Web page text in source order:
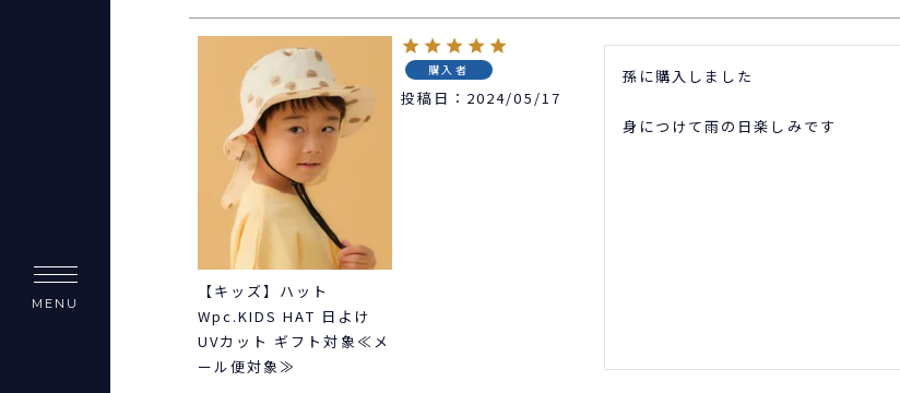
【キッズ】ハット
Wpc.KIDS HAT 日よけ
UVカット ギフト対象≪メ
ール便対象≫
購入者
投稿日 2024/05/17
孫に購入しました
身につけて雨の日楽しみです
MENU